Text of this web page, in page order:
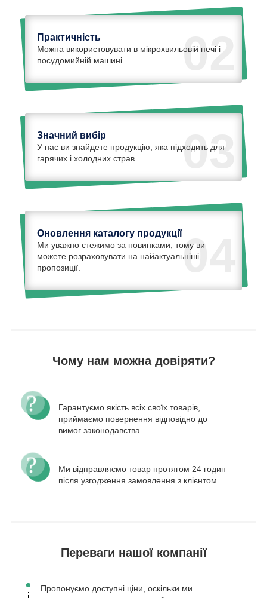
02
Практичність
Можна використовувати в мікрохвильовій печі і
посудомийній машині.
03
Значний вибір
У нас ви знайдете продукцію, яка підходить для
гарячих і холодних страв.
04
Оновлення каталогу продукції
Ми уважно стежимо за новинками, тому ви
можете розраховувати на найактуальніші
пропозиції.
Чому нам можна довіряти?
Гарантуємо якість всіх своїх товарів,
приймаємо повернення відповідно до
вимог законодавства.
Ми відправляємо товар протягом 24 годин
після узгодження замовлення з клієнтом.
Переваги нашої компанії
Пропонуємо доступні ціни, оскільки ми